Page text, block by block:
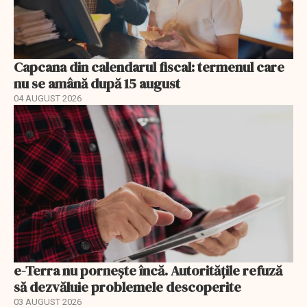
Capcana din calendarul fiscal: termenul care
nu se amână după 15 august
04 AUGUST 2026
e-Terra nu pornește încă. Autoritățile refuză
să dezvăluie problemele descoperite
03 AUGUST 2026